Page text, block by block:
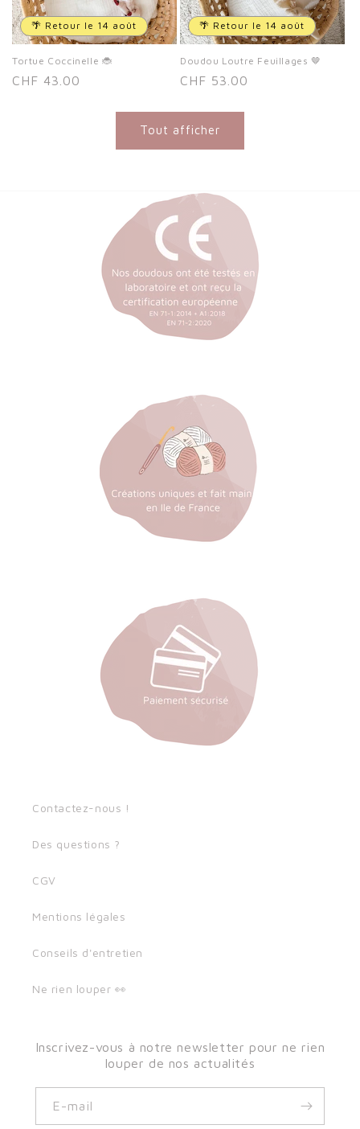
🌴 Retour le 14 août
Tortue Coccinelle 🐞
Prix
CHF 43.00
🌴 Retour le 14 août
Doudou Loutre Feuillages 🤎
Prix
CHF 53.00
Tout afficher
Contactez-nous !
Des questions ?
CGV
Mentions légales
Conseils d'entretien
Ne rien louper 👀
Inscrivez-vous à notre newsletter pour ne rien
louper de nos actualités
E-mail